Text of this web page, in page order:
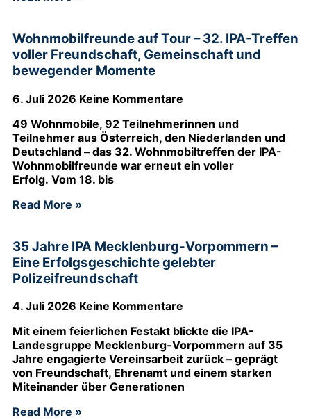
Wohnmobilfreunde auf Tour – 32. IPA-Treffen
voller Freundschaft, Gemeinschaft und
bewegender Momente
6. Juli 2026 Keine Kommentare
49 Wohnmobile, 92 Teilnehmerinnen und
Teilnehmer aus Österreich, den Niederlanden und
Deutschland – das 32. Wohnmobiltreffen der IPA-
Wohnmobilfreunde war erneut ein voller
Erfolg. Vom 18. bis
Read More »
35 Jahre IPA Mecklenburg-Vorpommern –
Eine Erfolgsgeschichte gelebter
Polizeifreundschaft
4. Juli 2026 Keine Kommentare
Mit einem feierlichen Festakt blickte die IPA-
Landesgruppe Mecklenburg-Vorpommern auf 35
Jahre engagierte Vereinsarbeit zurück – geprägt
von Freundschaft, Ehrenamt und einem starken
Miteinander über Generationen
Read More »